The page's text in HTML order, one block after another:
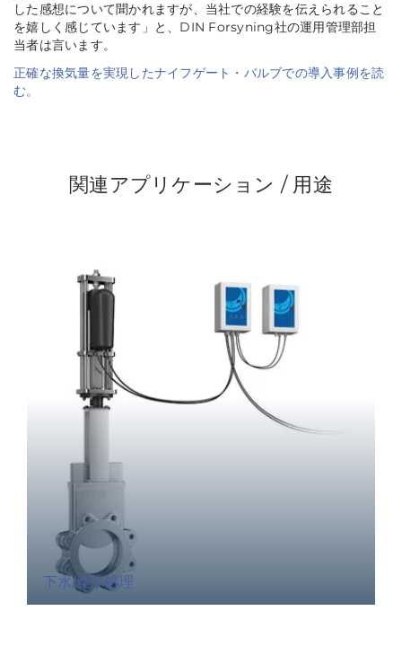
した感想について聞かれますが、当社での経験を伝えられること
を嬉しく感じています 」と、DIN Forsyning社の運用管理部担
当者は言います。
正確な換気量を実現したナイフゲート・バルブでの導入事例を読
む。
関連アプリケーション / 用途
下水/廃水処理